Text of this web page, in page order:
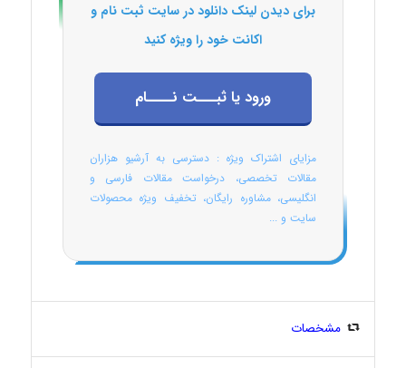
برای دیدن لینک دانلود در سایت ثبت نام و
اکانت خود را ویژه کنید
ورود یا ثبـــت نــــام
مزایای اشتراک ویژه : دسترسی به آرشیو هزاران
مقالات تخصصی، درخواست مقالات فارسی و
انگلیسی، مشاوره رایگان، تخفیف ویژه محصولات
سایت و ...
مشخصات